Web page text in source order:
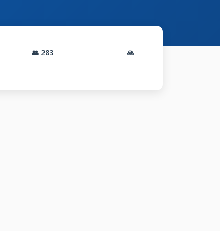
👥 283 🙏